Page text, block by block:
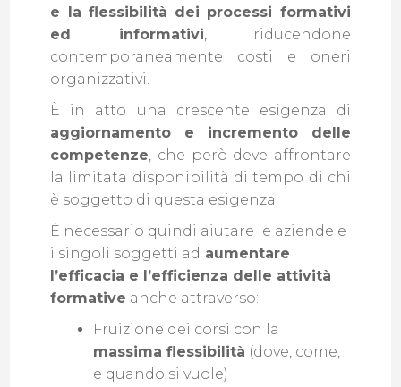
e la flessibilità dei processi formativi
ed informativi, riducendone
contemporaneamente costi e oneri
organizzativi.
È in atto una crescente esigenza di
aggiornamento e incremento delle
competenze, che però deve affrontare
la limitata disponibilità di tempo di chi
è soggetto di questa esigenza.
È necessario quindi aiutare le aziende e
i singoli soggetti ad aumentare
l’efficacia e l’efficienza delle attività
formative anche attraverso:
Fruizione dei corsi con la
massima flessibilità (dove, come,
e quando si vuole)